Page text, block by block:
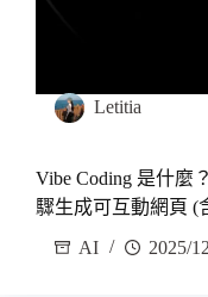
Letitia
Vibe Coding 是什麼
驟生成可互動網頁 (
AI
2025/